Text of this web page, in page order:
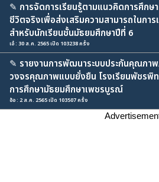
✎ การจัดการเรียนรู้ตามแนวคิดการศึก
ชีวิตจริงเพื่อส่งเสริมความสามารถในก
สำหรับนักเรียนชั้นมัธยมศึกษาปีที่ 6
เอ๋ : 30 ส.ค. 2565 เปิด 103238 ครั้ง
✎ รายงานการพัฒนาระบบประกันคุณภา
วงจรคุณภาพแบบยั่งยืน โรงเรียนพัชรพิ
การศึกษามัธยมศึกษาเพชรบูรณ์
อ้อ : 2 ส.ค. 2565 เปิด 103507 ครั้ง